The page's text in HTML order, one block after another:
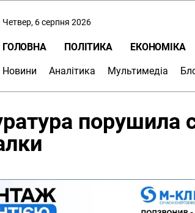
Четвер, 6 серпня 2026
ГОЛОВНА ПОЛІТИКА ЕКОНОМІКА
Новини Аналітика Мультимедіа
порушила